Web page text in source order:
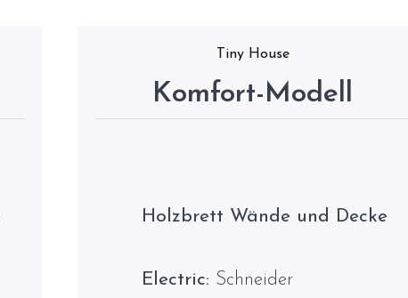
Tiny House
Komfort-Modell
Holzbrett Wände und Decke
Electric: Schneider